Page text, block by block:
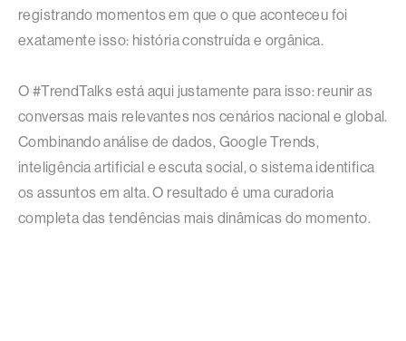
registrando momentos em que o que aconteceu foi
exatamente isso: história construída e orgânica.
O #TrendTalks está aqui justamente para isso: reunir as
conversas mais relevantes nos cenários nacional e global.
Combinando análise de dados, Google Trends,
inteligência artificial e escuta social, o sistema identifica
os assuntos em alta. O resultado é uma curadoria
completa das tendências mais dinâmicas do momento.